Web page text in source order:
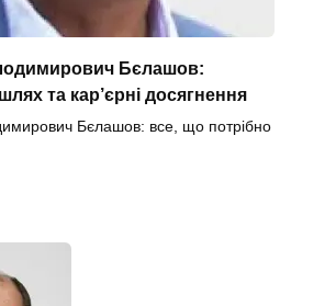
Бєлашов:
та кар’єрні досягнення
Бєлашов: все, що потрібно